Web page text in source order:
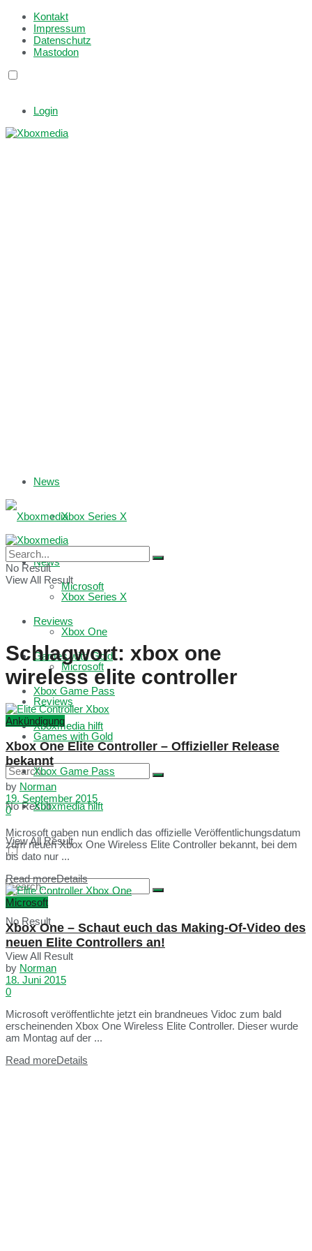
Kontakt
Impressum
Datenschutz
Mastodon
Login
News
Xbox Series X
Microsoft
Reviews
Games with Gold
Xbox Game Pass
Xboxmedia hilft
No Result
View All Result
News
Xbox Series X
Xbox One
Microsoft
Reviews
Games with Gold
Xbox Game Pass
Xboxmedia hilft
No Result
View All Result
No Result
View All Result
Schlagwort: xbox one
wireless elite controller
Ankündigung
Xbox One Elite Controller – Offizieller Release
bekannt
by Norman
19. September 2015
0
Microsoft gaben nun endlich das offizielle Veröffentlichungsdatum
zum neuen Xbox One Wireless Elite Controller bekannt, bei dem
bis dato nur ...
Read moreDetails
Microsoft
Xbox One – Schaut euch das Making-Of-Video des
neuen Elite Controllers an!
by Norman
18. Juni 2015
0
Microsoft veröffentlichte jetzt ein brandneues Vidoc zum bald
erscheinenden Xbox One Wireless Elite Controller. Dieser wurde
am Montag auf der ...
Read moreDetails